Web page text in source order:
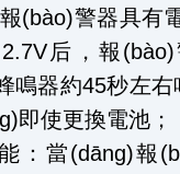
警器具有
后，報
蜂鳴器約45秒左
即使更換電池；
能：當(dāng)報